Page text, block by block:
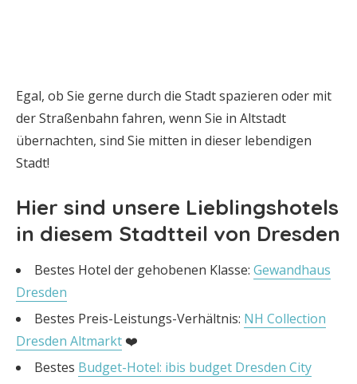
Egal, ob Sie gerne durch die Stadt spazieren oder mit
der Straßenbahn fahren, wenn Sie in Altstadt
übernachten, sind Sie mitten in dieser lebendigen
Stadt!
Hier sind unsere Lieblingshotels
in diesem Stadtteil von Dresden
Bestes Hotel der gehobenen Klasse: Gewandhaus
Dresden
Bestes Preis-Leistungs-Verhältnis: NH Collection
Dresden Altmarkt ❤️
Bestes Budget-Hotel: ibis budget Dresden City